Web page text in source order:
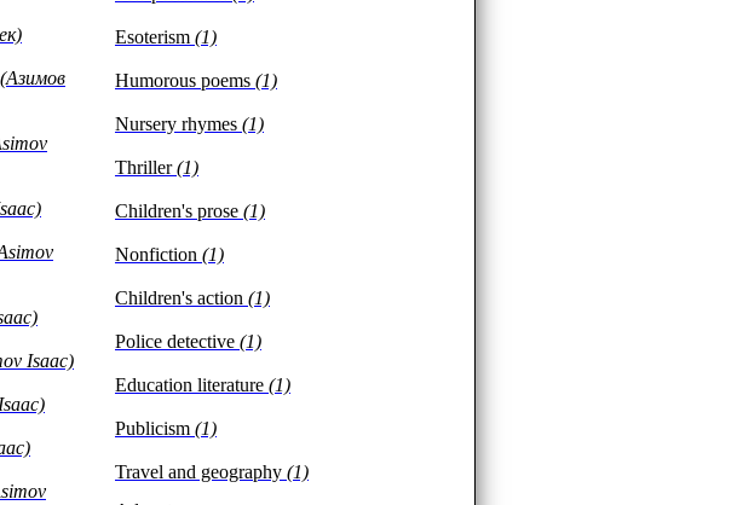
(Азимов
Isaac)
Esoterism (1)
Humorous poems (1)
Nursery rhymes (1)
Thriller(1)
Children's prose (1)
Nonfiction (1)
Children's action (1)
Police detective (1)
Education literature (1)
Publicism (1)
Travel and geography (1)